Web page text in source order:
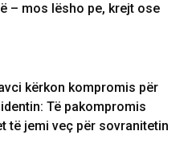
– mos lësho pe, krejt ose
kërkon kompromis për
Të pakompromis
të jemi veç për sovranitetin